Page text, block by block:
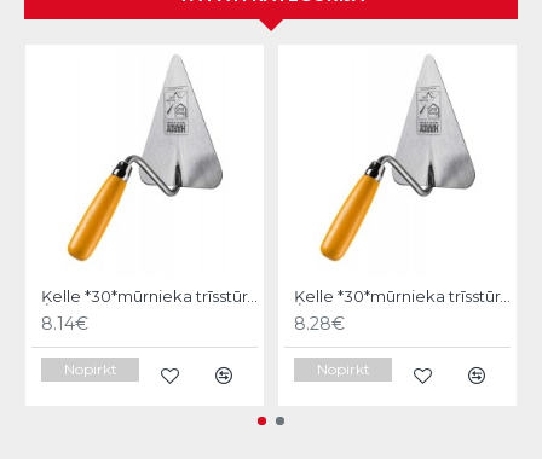
Ķelle *30*mūrnieka trīsstūra 18cm, Hardy
8.14€
Nopirkt
Ķelle *30*mūrnieka trīsstūra 20cm, Hardy
8.28€
Nopirkt